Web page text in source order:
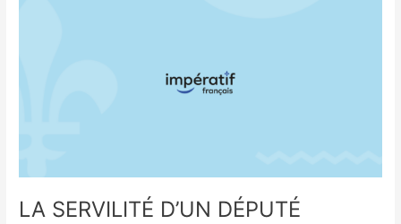
LA SERVILITÉ D’UN DÉPUTÉ